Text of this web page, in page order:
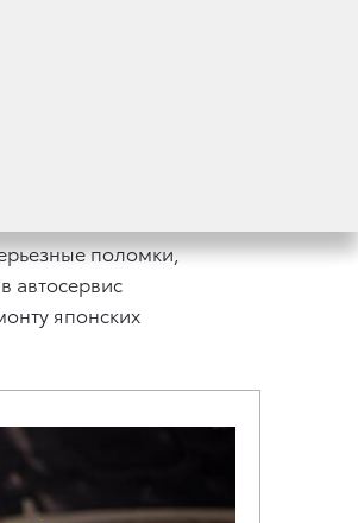
поломки,
автосервис
японских